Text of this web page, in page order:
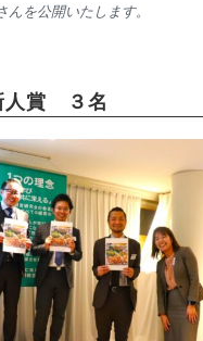
ん を公開いたします。
賞 ３名